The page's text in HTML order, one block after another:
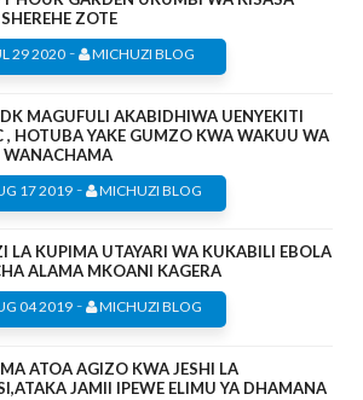
ZOTE
29 2020 - MICHUZI BLOG
MAGUFULI AKABIDHIWA UENYEKITI
, HOTUBA YAKE GUMZO KWA WAKUU WA
WANACHAMA
17 2019- MICHUZI BLOG
LA KUPIMA UTAYARI WA KUKABILI EBOLA
ALAMA MKOANI KAGERA
04 2019- MICHUZI BLOG
ATOA AGIZO KWA JESHI LA
JAMII IPEWE ELIMU YA DHAMANA